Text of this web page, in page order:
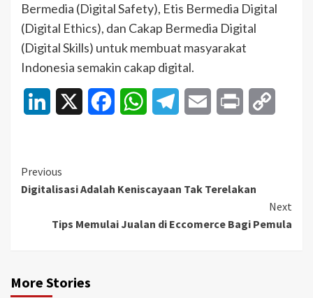
Bermedia (Digital Safety), Etis Bermedia Digital
(Digital Ethics), dan Cakap Bermedia Digital
(Digital Skills) untuk membuat masyarakat
Indonesia semakin cakap digital.
LinkedIn FacebookWhatsAppTelegramEmail Print
Continue
Reading
Previous
Digitalisasi Adalah Keniscayaan Tak Terelakan
Next
Tips Memulai Jualan di Eccomerce Bagi Pemula
More Stories